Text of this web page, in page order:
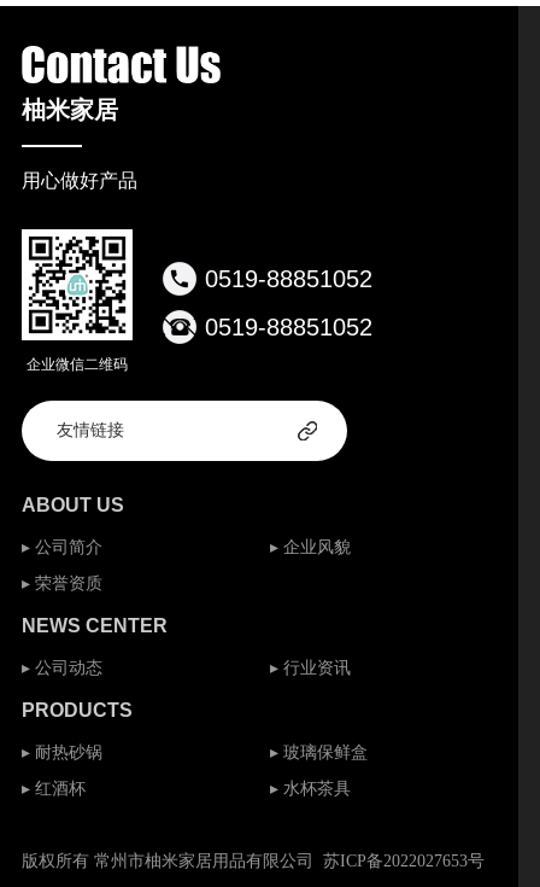
柚米家居
用心做好产品
企业微信二维码
0519-88851052
0519-88851052
ABOUT US
▸ 公司简介
▸ 企业风貌
▸ 荣誉资质
NEWS CENTER
▸ 公司动态 ▸ 行业资讯
PRODUCTS
▸ 耐热砂锅
▸ 玻璃保鲜盒
▸ 红酒杯
▸ 水杯茶具
版权所有 常州市柚米家居用品有限公司 苏ICP备2022027653号